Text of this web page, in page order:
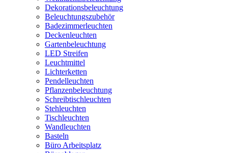
Dekorationsbeleuchtung
Beleuchtungszubehör
Badezimmerleuchten
Deckenleuchten
Gartenbeleuchtung
LED Streifen
Leuchtmittel
Lichterketten
Pendelleuchten
Pflanzenbeleuchtung
Schreibtischleuchten
Stehleuchten
Tischleuchten
Wandleuchten
Basteln
Büro Arbeitsplatz